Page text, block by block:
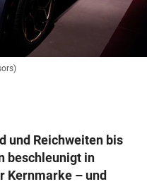
2026
und Reichweiten bis
beschleunigt in
Kernmarke – und